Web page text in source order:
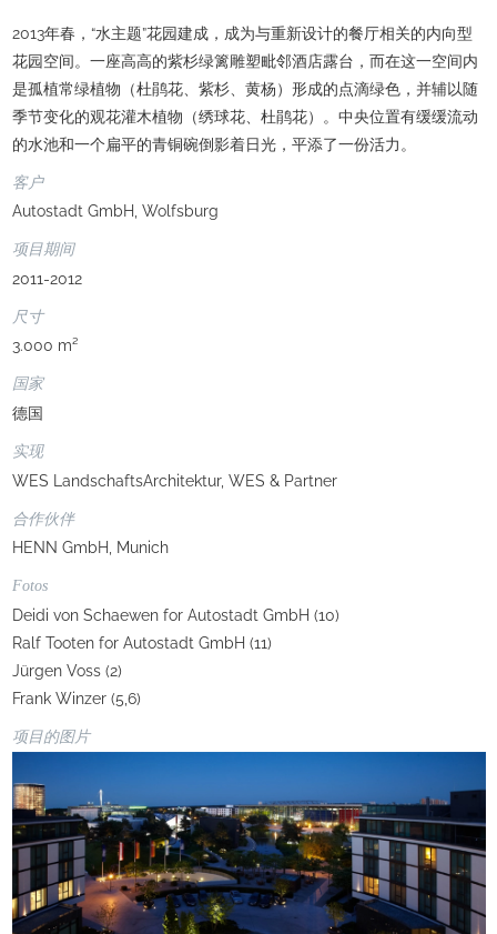
2013年春，“水主题”花园建成，成为与重新设计的餐厅相关的内向型
花园空间。一座高高的紫杉绿篱雕塑毗邻酒店露台，而在这一空间内
是孤植常绿植物（杜鹃花、紫杉、黄杨）形成的点滴绿色，并辅以随
季节变化的观花灌木植物（绣球花、杜鹃花）。中央位置有缓缓流动
的水池和一个扁平的青铜碗倒影着日光，平添了一份活力。
客户
Autostadt GmbH, Wolfsburg
项目期间
2011-2012
尺寸
3.000 m²
国家
德国
实现
WES LandschaftsArchitektur, WES & Partner
合作伙伴
HENN GmbH, Munich
Fotos
Deidi von Schaewen for Autostadt GmbH (10)
Ralf Tooten for Autostadt GmbH (11)
Jürgen Voss (2)
Frank Winzer (5,6)
项目的图片